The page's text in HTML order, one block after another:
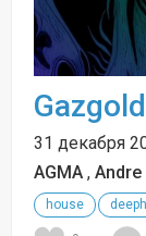
31 декабря
AGMA , Andre
house